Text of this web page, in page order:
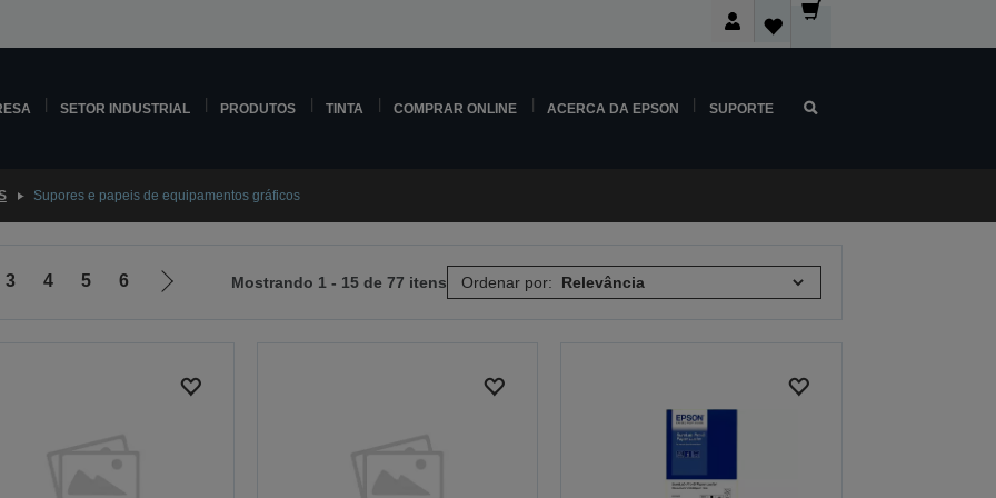
SETOR INDUSTRIAL PRODUTOS TINTA COMPRAR ONLINE ACERCA DA EPSON SUPORTE
Supores e papeis de equipamentos gráficos
3 4 5 6
Ir
página
Mostrando 1 - 15 de 77 itens Ordenar por: